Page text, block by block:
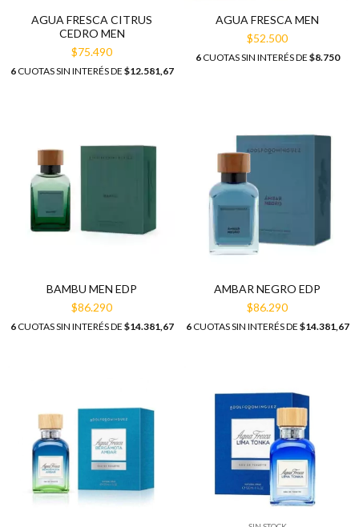
AGUA FRESCA CITRUS
CEDRO MEN
$75.490
6CUOTAS SIN INTERÉS DE $12.581,67
AGUA FRESCA MEN
$52.500
6CUOTAS SIN INTERÉS DE $8.750
BAMBU MEN EDP
$86.290
6CUOTAS SIN INTERÉS DE $14.381,67
AMBAR NEGRO EDP
$86.290
6CUOTAS SIN INTERÉS DE $14.381,67